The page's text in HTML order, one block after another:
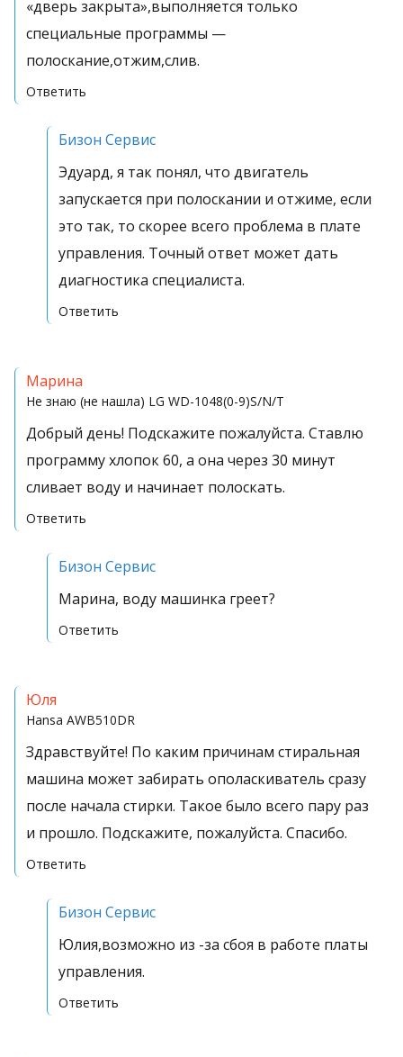
«дверь закрыта»,выполняется только
специальные программы —
полоскание,отжим,слив.
Ответить
Бизон Сервис
Эдуард, я так понял, что двигатель
запускается при полоскании и отжиме, если
это так, то скорее всего проблема в плате
управления. Точный ответ может дать
диагностика специалиста.
Ответить
Марина
Не знаю (не нашла) LG WD-1048(0-9)S/N/T
Добрый день! Подскажите пожалуйста. Ставлю
программу хлопок 60, а она через 30 минут
сливает воду и начинает полоскать.
Ответить
Бизон Сервис
Марина, воду машинка греет?
Ответить
Юля
Hansa AWB510DR
Здравствуйте! По каким причинам стиральная
машина может забирать ополаскиватель сразу
после начала стирки. Такое было всего пару раз
и прошло. Подскажите, пожалуйста. Спасибо.
Ответить
Бизон Сервис
Юлия,возможно из -за сбоя в работе платы
управления.
Ответить